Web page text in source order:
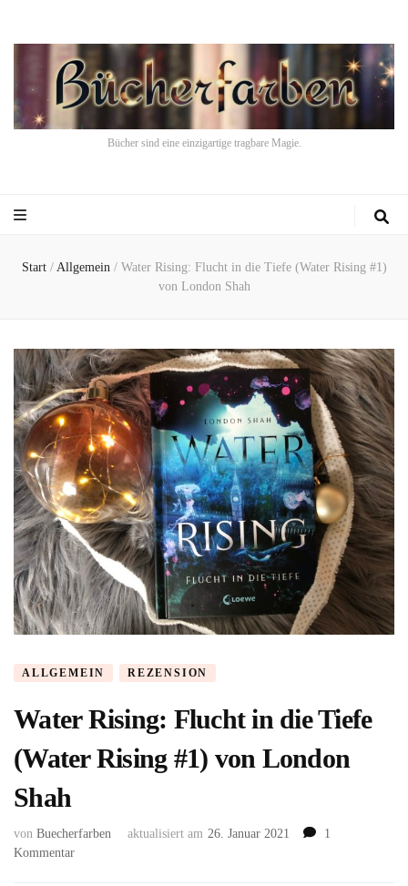
Bücher sind eine einzigartige tragbare Magie.
Start / Allgemein / Water Rising: Flucht in die Tiefe (Water Rising #1)
von London Shah
ALLGEMEIN REZENSION
Water Rising: Flucht in die Tiefe
(Water Rising #1) von London
Shah
von Buecherfarben aktualisiert am 26. Januar 2021
1
Kommentarzu